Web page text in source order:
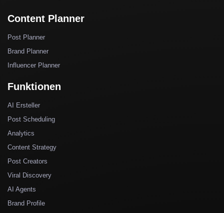
Content Planner
Post Planner
Brand Planner
Influencer Planner
Funktionen
AI Ersteller
Post Scheduling
Analytics
Content Strategy
Post Creators
Viral Discovery
AI Agents
Brand Profile